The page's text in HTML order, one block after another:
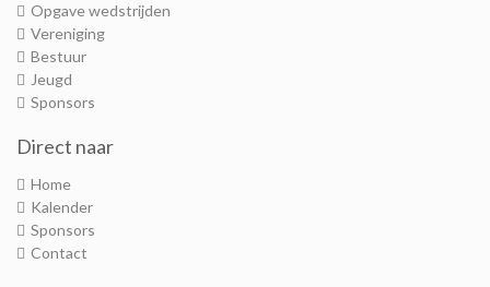
Opgave wedstrijden
Vereniging
Bestuur
Jeugd
Sponsors
Direct naar
Home
Kalender
Sponsors
Contact